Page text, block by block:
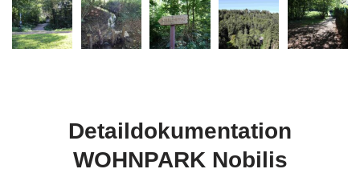
Detaildokumentation
WOHNPARK Nobilis